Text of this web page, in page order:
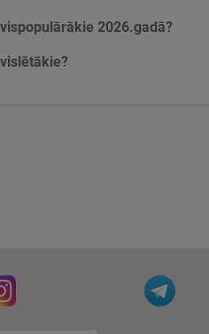
2026.gadā?